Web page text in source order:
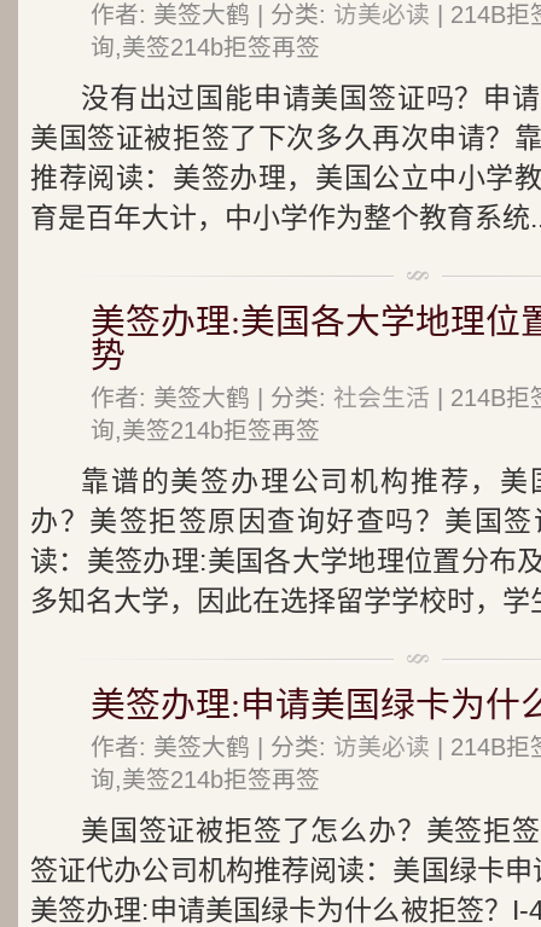
作者: 美签大鹤 | 分类: 访美必读 | 214B
询,美签214b拒签再签
没有出过国能申请美国签证吗？申
美国签证被拒签了下次多久再次申请？
推荐阅读：美签办理，美国公立中小学
育是百年大计，中小学作为整个教育系统
美签办理:美国各大学地理位
势
作者: 美签大鹤 | 分类: 社会生活 | 214B
询,美签214b拒签再签
靠谱的美签办理公司机构推荐，
办？美签拒签原因查询好查吗？美国
读：美签办理:美国各大学地理位置分布
多知名大学，因此在选择留学学校时，学
美签办理:申请美国绿卡为什
作者: 美签大鹤 | 分类: 访美必读 | 214B
询,美签214b拒签再签
美国签证被拒签了怎么办？美签拒
签证代办公司机构推荐阅读：美国绿卡
美签办理:申请美国绿卡为什么被拒签？